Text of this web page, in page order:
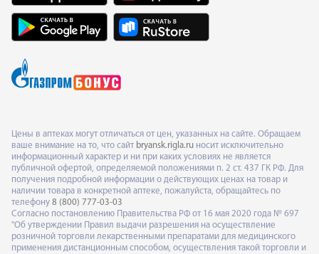
Цены в аптеках могут отличаться от цен, указанных на сайте. Обращаем
ваше внимание на то, что сайт bryansk.rigla.ru носит исключительно
информационный характер и ни при каких условиях не является
публичной офертой, определяемой положениями п. 2 ст. 437 ГК РФ. Для
получения подробной информации о действующих ценах на товар и
наличии товара в конкретной аптеке, пожалуйста, обращайтесь по
телефону 8 (800) 777-03-03
Согласно постановлению Правительства РФ от 16 мая 2020 года № 697
"Об утверждении Правил выдачи разрешения на осуществление
розничной торговли лекарственными препаратами для медицинского
применения дистанционным способом, осуществления такой торговли и